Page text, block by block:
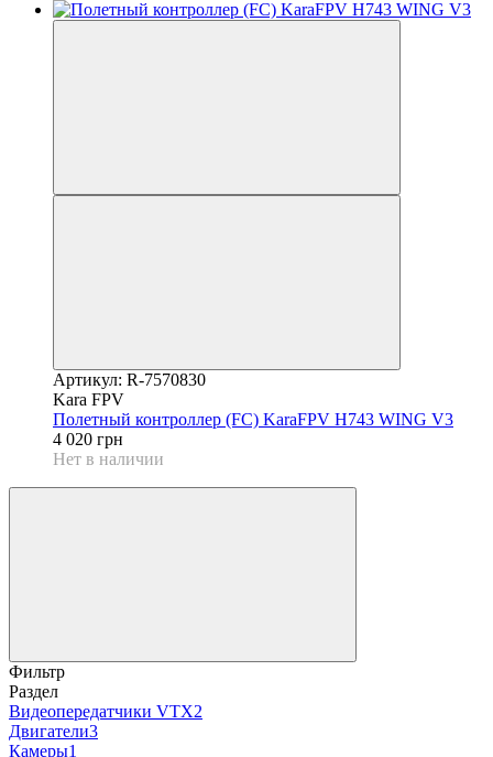
Артикул: R-7570830
Kara FPV
Полетный контроллер (FC) KaraFPV H743 WING V3
4 020 грн
Нет в наличии
Фильтр
Раздел
Видеопередатчики VTX2
Двигатели3
Камеры1